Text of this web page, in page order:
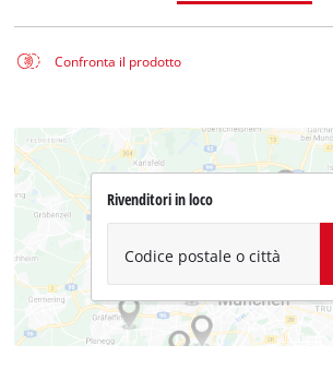
Confronta il prodotto
Rivenditori in loco
Codice postale o città